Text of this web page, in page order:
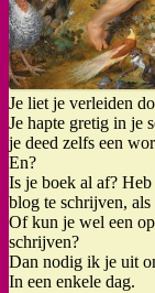
Je liet je verleiden
Je hapte gretig in je
je deed zelfs een
En?
Is je boek al af?
blog te schrijven, als
Of kun je wel een
schrijven?
Dan nodig ik je uit
In een enkele dag.